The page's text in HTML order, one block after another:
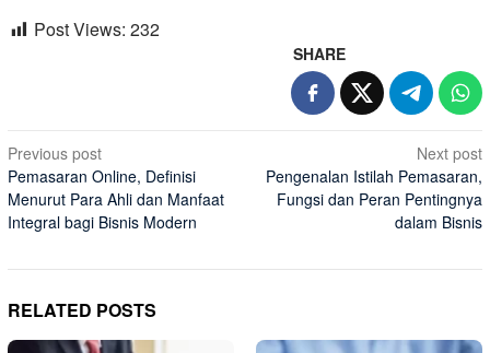
Post Views: 232
SHARE
Post
navigation
Previous post
Pemasaran Online, Definisi
Menurut Para Ahli dan Manfaat
Integral bagi Bisnis Modern
Next post
Pengenalan Istilah Pemasaran,
Fungsi dan Peran Pentingnya
dalam Bisnis
RELATED POSTS